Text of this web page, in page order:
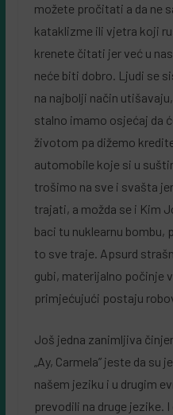
možete pročitati a da ne
kataklizme ili vjetra koji
krenete čitati jer već u
neće biti dobro. Ljudi se
na najbolji način
stalno imamo osjećaj da
životom pa dižemo
automobile koje si u
trošimo na sve i svašta
trajati, a možda se i Kim
baci tu nuklearnu
to sve traje. Apsurd
gubi, materijalno počinje
primjećujući postaju
Još jedna zanimljiva
„Ay, Carmela” jeste da su
našem jeziku i u drugim
prevodili na druge jezike.